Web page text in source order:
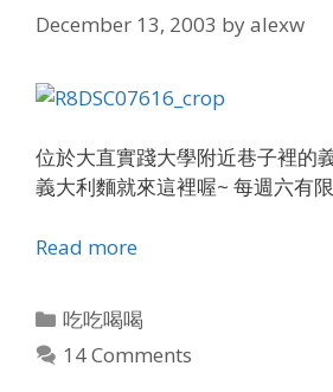
December 13, 2003 byalexw
位於大直實踐大學附近巷子裡的
義大利麵就來這裡喔~ 每週六有
Read more
Categories
吃吃喝喝
14 Comments